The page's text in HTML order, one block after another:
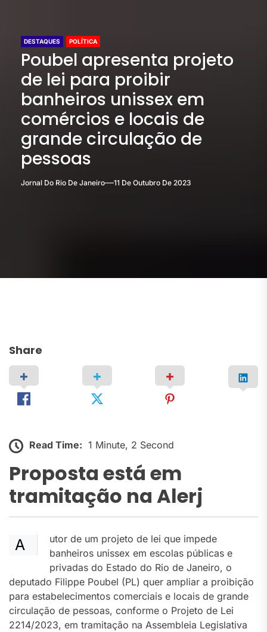
DESTAQUES POLÍTICA
Poubel apresenta projeto
de lei para proibir
banheiros unissex em
comércios e locais de
grande circulação de
pessoas
Jornal Do Rio De Janeiro 11 De Outubro De 2023
Share
Read Time: 1 Minute, 2 Second
Proposta está em
tramitação na Alerj
A
utor de um projeto de lei que impede
banheiros unissex em escolas públicas e
privadas do Estado do Rio de Janeiro, o
deputado Filippe Poubel (PL) quer ampliar a proibição
para estabelecimentos comerciais e locais de grande
circulação de pessoas, conforme o Projeto de Lei
2214/2023, em tramitação na Assembleia Legislativa